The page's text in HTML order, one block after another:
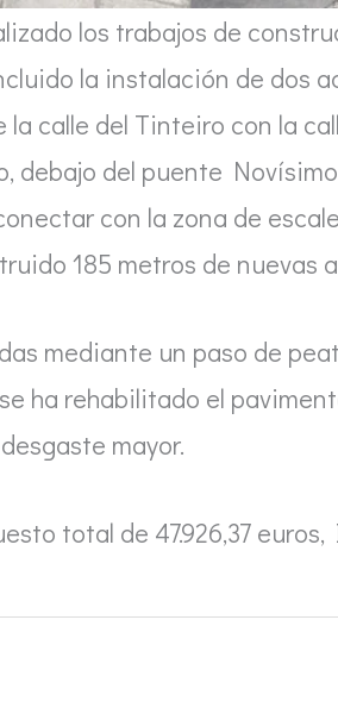
los trabajos de
la instalación de dos
calle del Tinteiro con la
debajo del puente
con la zona de
185 metros de nuevas
mediante un paso de
ha rehabilitado el
mayor.
total de 47.926,37 euros,